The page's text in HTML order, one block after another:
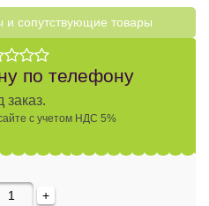
cопутствующие товары
по телефону
заказ.
с учетом НДС 5%
+